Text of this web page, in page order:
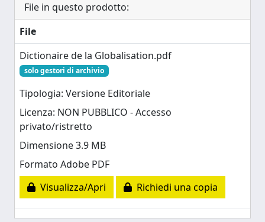
File in questo prodotto:
File
Dictionaire de la Globalisation.pdf
solo gestori di archivio
Tipologia: Versione Editoriale
Licenza: NON PUBBLICO - Accesso
privato/ristretto
Dimensione 3.9 MB
Formato Adobe PDF
Visualizza/Apri
Richiedi una copia